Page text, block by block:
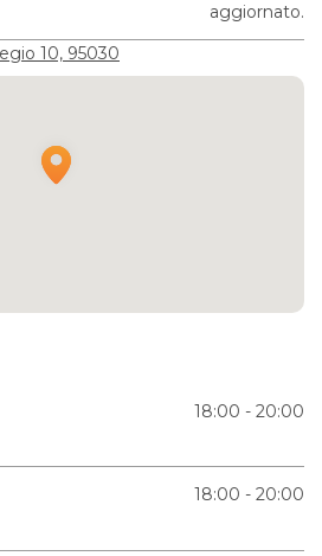
aggiornato.
10, 95030
18:00 - 20:00
18:00 - 20:00